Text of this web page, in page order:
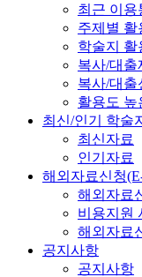
최근 이용
주제별 활
학술지 활
복사/대출
복사/대출
활용도 높
최신/인기 학술
최신자료
인기자료
해외자료신청
해외자료
비용지원
해외자료
공지사항
공지사항